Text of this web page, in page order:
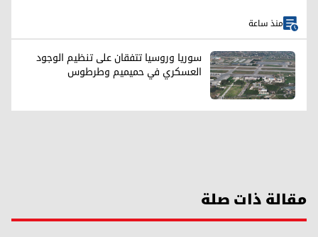
منذ ساعة
سوريا وروسيا تتفقان على تنظيم الوجود
العسكري في حميميم وطرطوس
مقالة ذات صلة